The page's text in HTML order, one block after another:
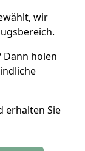
wir
Dann holen
erhalten Sie